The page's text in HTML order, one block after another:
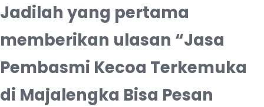
Jadilah yang pertama
memberikan ulasan “Jasa
Pembasmi Kecoa Terkemuka
di Majalengka Bisa Pesan